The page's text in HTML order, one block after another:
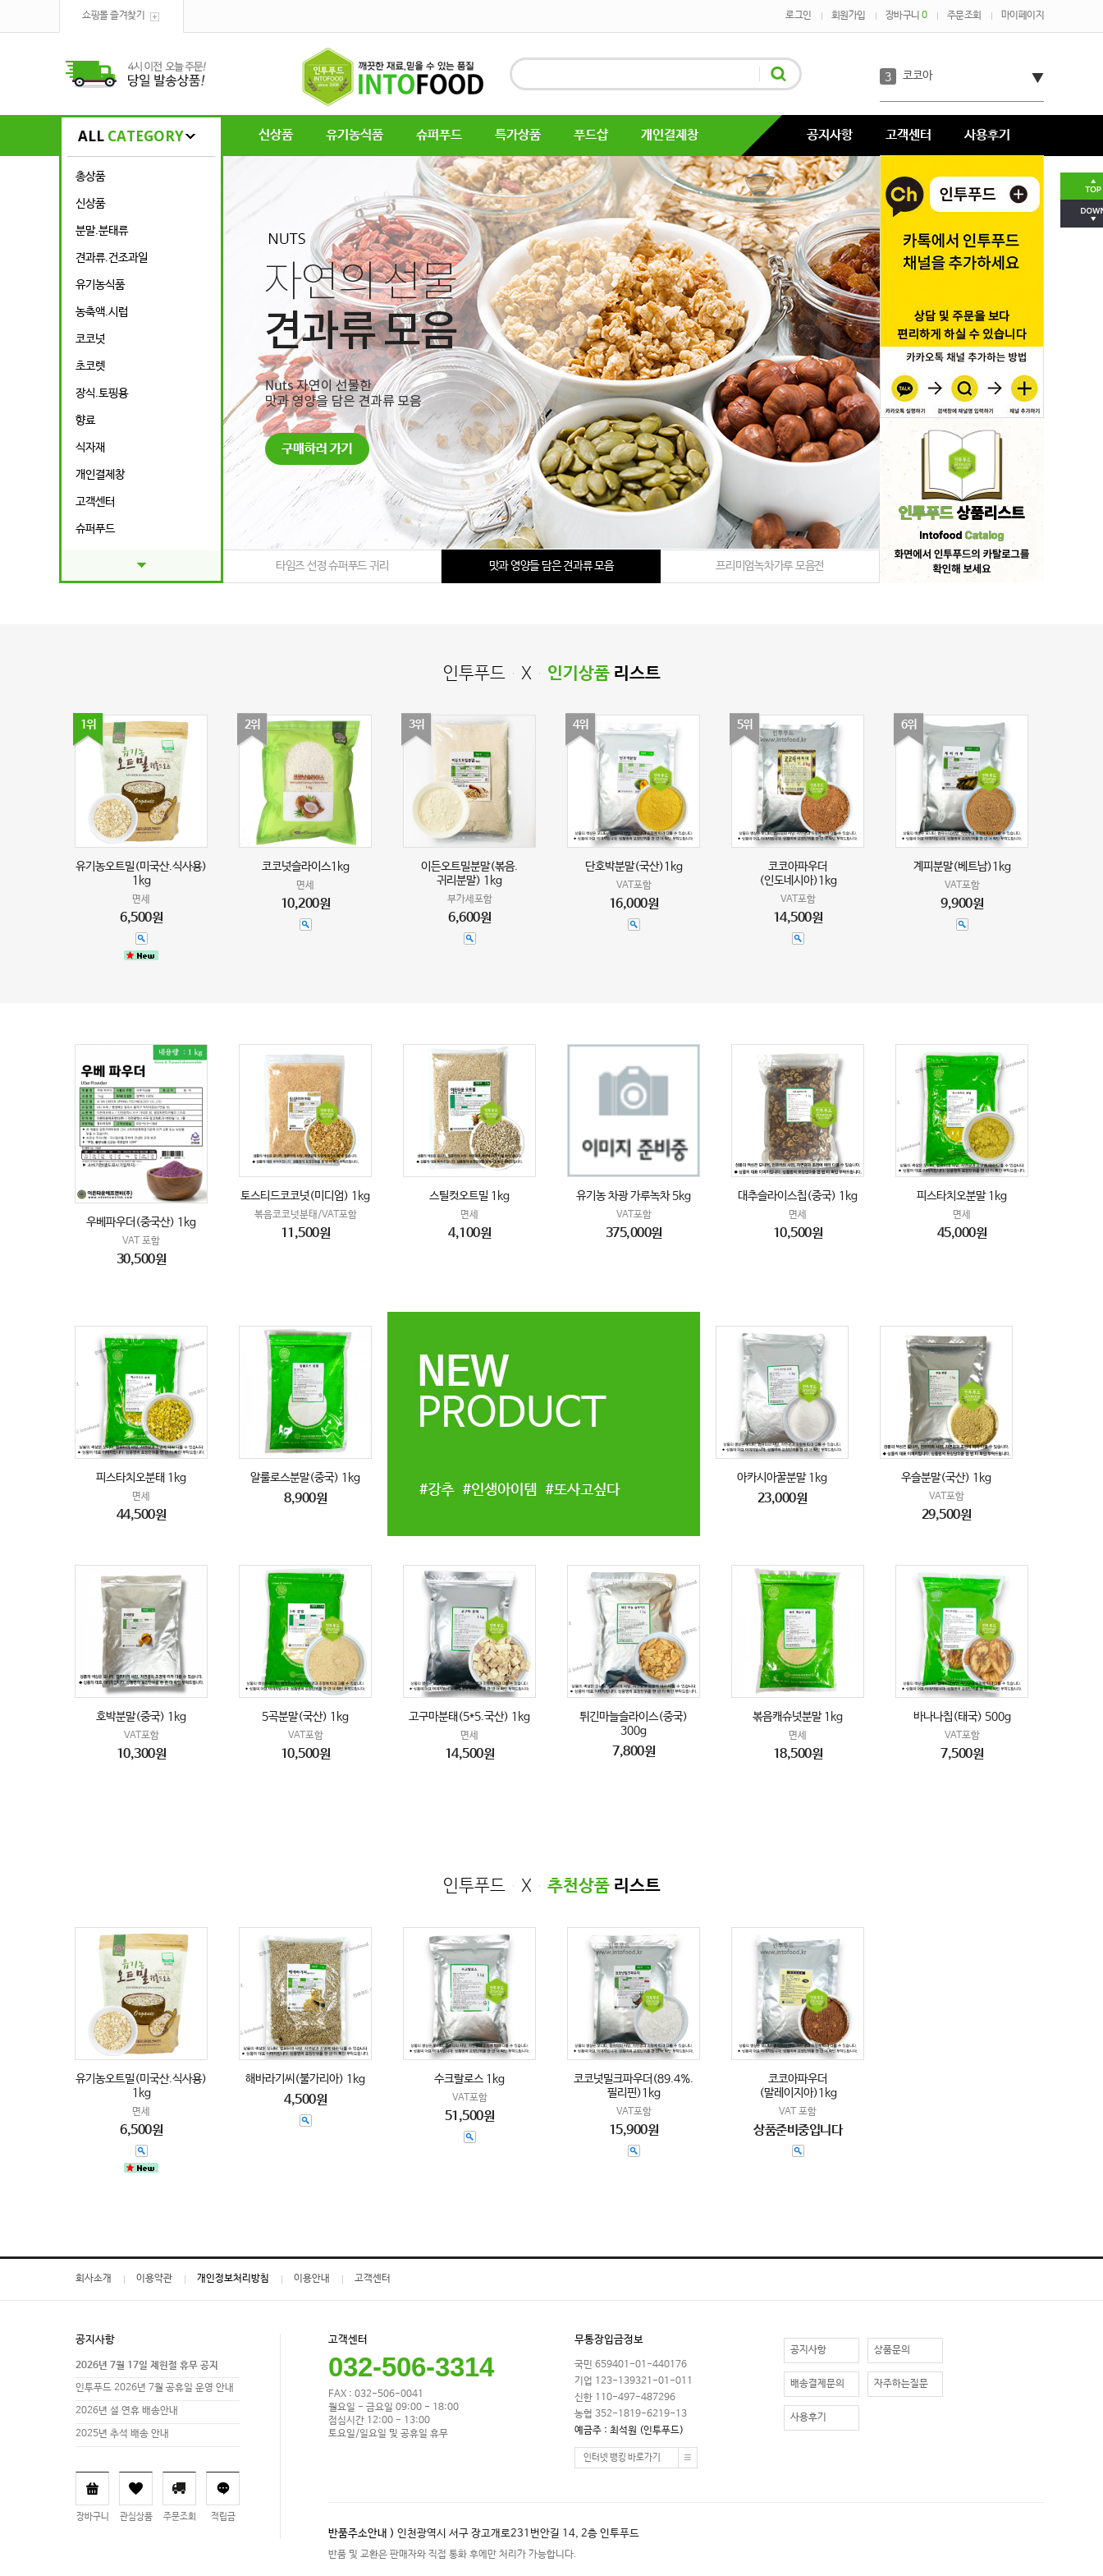
쇼핑몰 즐겨찾기 로그인 회원가입 장바구니 0 주문조회 마이페이지
2
3 코코아
호박분태장
다시마
ALL CATEGORY 신상품 유기농식품 슈퍼푸드 특가상품 푸드샵 개인결제창 공지사항 고객센터 사용후기
총상품
신상품
분말.분태류
견과류.건조과일
유기농식품
농축액.시럽
코코넛
초코렛
장식.토핑용
향료
식자재
개인결제창
고객센터
슈퍼푸드
특가상품
타임즈 선정 슈퍼푸드 귀리 맛과 영양들 담은 견과류 모음 프리미엄녹차가루 모음전
인투푸드 X 인기상품리스트
1위
유기농오트밀(미국산.식사용)
1kg
면세
6,500원
2위
코코넛슬라이스1kg
면세
10,200원
3위
이든오트밀분말(볶음.
귀리분말) 1kg
부가세포함
6,600원
4위
단호박분말(국산)1kg
VAT포함
16,000원
5위
코코아파우더
(인도네시아)1kg
VAT포함
14,500원
6위
계피분말(베트남)1kg
VAT포함
9,900원
우베파우더(중국산) 1kg
VAT 포함
30,500원
토스티드코코넛(미디엄) 1kg
볶음코코넛분태/VAT포함
11,500원
스틸컷오트밀 1kg
면세
4,100원
유기농 차광 가루녹차 5kg
VAT포함
375,000원
대추슬라이스칩(중국) 1kg
면세
10,500원
피스타치오분말 1kg
면세
45,000원
피스타치오분태 1kg
면세
44,500원
알룰로스분말(중국) 1kg
8,900원
아카시아꿀분말 1kg
23,000원
우슬분말(국산) 1kg
VAT포함
29,500원
호박분말(중국) 1kg
VAT포함
10,300원
5곡분말(국산) 1kg
VAT포함
10,500원
고구마분태(5*5.국산) 1kg
면세
14,500원
튀긴마늘슬라이스(중국)
300g
7,800원
볶음캐슈넛분말 1kg
면세
18,500원
바나나칩(태국) 500g
VAT포함
7,500원
인투푸드 X 추천상품리스트
유기농오트밀(미국산.식사용)
1kg
면세
6,500원
해바라기씨(불가리아) 1kg
4,500원
수크랄로스 1kg
VAT포함
51,500원
코코넛밀크파우더(89.4%.
필리핀)1kg
VAT포함
15,900원
코코아파우더
(말레이지아)1kg
VAT 포함
상품준비중입니다
회사소개 이용약관 개인정보처리방침 이용안내 고객센터
공지사항
2026년 7월 17일 제헌절 휴무 공지
인투푸드 2026년 7월 공휴일 운영 안내
2026년 설 연휴 배송안내
2025년 추석 배송 안내
장바구니 관심상품 주문조회 적립금
고객센터
032-506-3314
FAX : 032-506-0041
월요일 - 금요일 09:00 - 18:00
점심시간 12:00 - 13:00
토요일/일요일 및 공휴일 휴무
무통장입금정보
국민 659401-01-440176
기업 123-139321-01-011
신한 110-497-487296
농협 352-1819-6219-13
예금주 : 최석원 (인투푸드)
인터넷 뱅킹 바로가기
공지사항 상품문의
배송결제문의 자주하는질문
사용후기
반품주소안내 ) 인천광역시 서구 장고개로231번안길 14, 2층 인투푸드
반품 및 교환은 판매자와 직접 통화 후에만 처리가 가능합니다.